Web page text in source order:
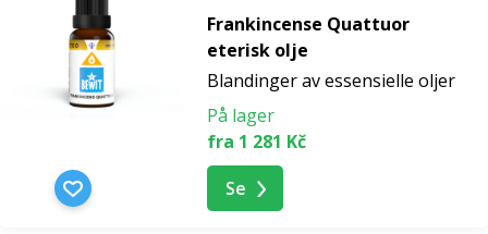
Frankincense Quattuor
eterisk olje
Blandinger av essensielle oljer
På lager
fra 1 281 Kč
Se